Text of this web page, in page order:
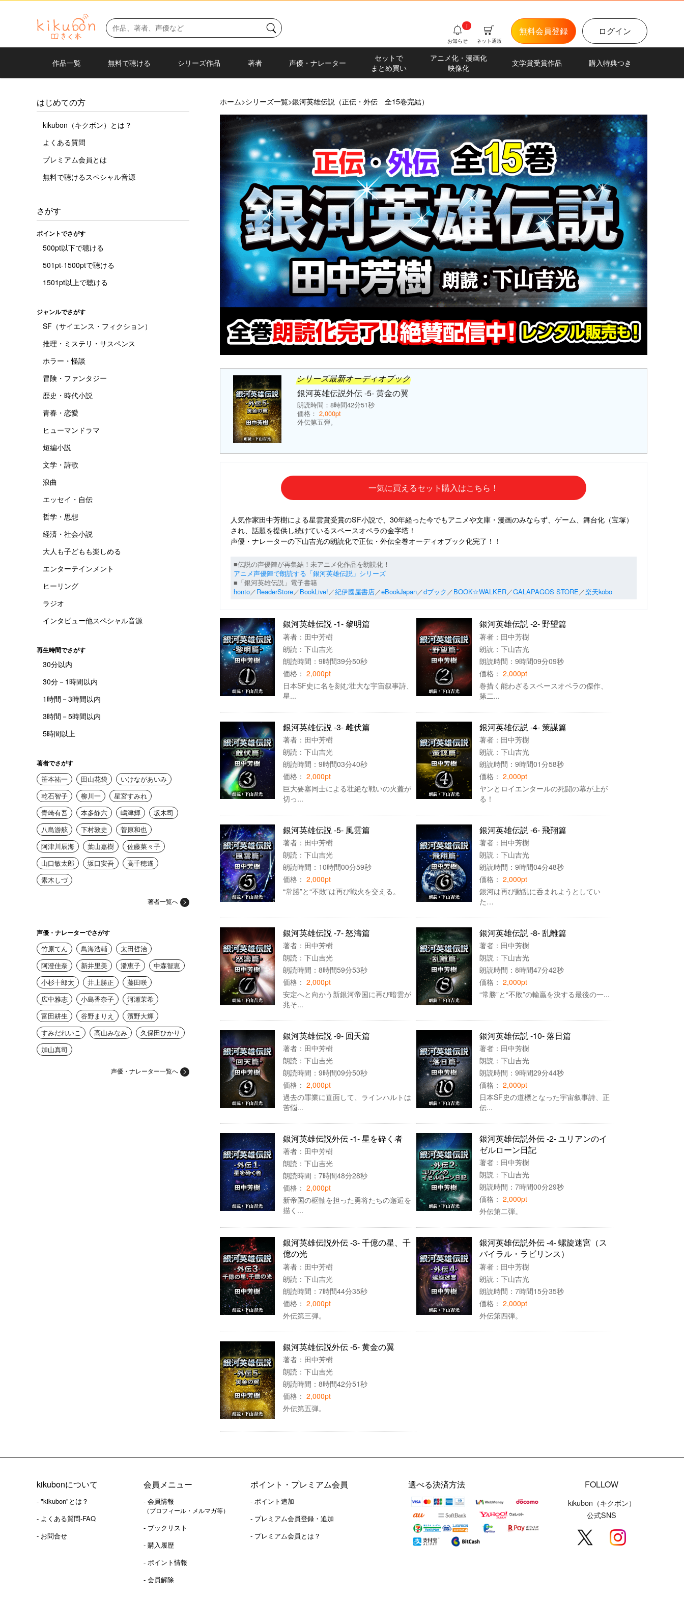
ログイン
無料会員登録
ネット通販
お知らせ
i
作品一覧 無料で聴ける シリーズ作品 著者 声優・ナレーター
セットで
まとめ買い
アニメ化・漫画化
映像化
文学賞受賞作品 購入特典つき
はじめての方
kikubon（キクボン）とは？
よくある質問
プレミアム会員とは
無料で聴けるスペシャル音源
さがす
ポイントでさがす
500pt以下で聴ける
501pt-1500ptで聴ける
1501pt以上で聴ける
ジャンルでさがす
SF（サイエンス・フィクション）
推理・ミステリ・サスペンス
ホラー・怪談
冒険・ファンタジー
歴史・時代小説
青春・恋愛
ヒューマンドラマ
短編小説
文学・詩歌
浪曲
エッセイ・自伝
哲学・思想
経済・社会小説
大人も子どもも楽しめる
エンターテインメント
ヒーリング
ラジオ
インタビュー他スペシャル音源
再生時間でさがす
30分以内
30分－1時間以内
1時間－3時間以内
3時間－5時間以内
5時間以上
著者でさがす
笹本祐一 田山花袋
いけながあいみ
乾石智子
柳川一
星宮すみれ
青崎有吾
本多静六 嶋津輝
坂木司
八島游舷
下村敦史
菅原和也
阿津川辰海
葉山嘉樹
佐藤菜々子
山口敏太郎
坂口安吾
高千穂遙
素木しづ
著者一覧へ
声優・ナレーターでさがす
竹原てん 鳥海浩輔
太田哲治
阿澄佳奈
新井里美 潘恵子
中森智恵
小杉十郎太
井上勝正
藤田咲
広中雅志
小島香奈子
河瀬茉希
富田耕生
谷野まりえ
濱野大輝
すみだれいこ
高山みなみ
久保田ひかり
加山真司
声優・ナレーター一覧へ
ホーム>シリーズ一覧>銀河英雄伝説（正伝・外伝 全15巻完結）
シリーズ最新オーディオブック
銀河英雄伝説外伝 -5- 黄金の翼
朗読時間：8時間42分51秒
価格：2,000pt
外伝第五弾。
一気に買えるセット購入はこちら！
人気作家田中芳樹による星雲賞受賞のSF小説で、30年経った今でもアニメや文庫・漫画のみならず、ゲーム、舞台化（宝塚）
され、話題を提供し続けているスペースオペラの金字塔！
声優・ナレーターの下山吉光の朗読化で正伝・外伝全巻オーディオブック化完了！！
■伝説の声優陣が再集結！未アニメ化作品を朗読化！
アニメ声優陣で朗読する「銀河英雄伝説」シリーズ
■「銀河英雄伝説」電子書籍
honto／ReaderStore／BookLive!／紀伊國屋書店／eBookJapan／dブック ／BOOK☆WALKER／GALAPAGOS STORE／楽天kobo
銀河英雄伝説 -1- 黎明篇
著者： 田中芳樹
朗読： 下山吉光
朗読時間：9時間39分50秒
価格： 2,000pt
日本SF史に名を刻む壮大な宇宙叙事詩、
星...
銀河英雄伝説 -2- 野望篇
著者： 田中芳樹
朗読：下山吉光
朗読時間：9時間09分09秒
価格：2,000pt
巻措く能わざるスペースオペラの傑作、
第二...
銀河英雄伝説 -3- 雌伏篇
著者： 田中芳樹
朗読： 下山吉光
朗読時間：9時間03分40秒
価格： 2,000pt
巨大要塞同士による壮絶な戦いの火蓋が
切っ...
銀河英雄伝説 -4- 策謀篇
著者： 田中芳樹
朗読：下山吉光
朗読時間：9時間01分58秒
価格：2,000pt
ヤンとロイエンタールの死闘の幕が上が
る！
銀河英雄伝説 -5- 風雲篇
著者： 田中芳樹
朗読： 下山吉光
朗読時間：10時間00分59秒
価格： 2,000pt
“常勝”と“不敗”は再び戦火を交える。
銀河英雄伝説 -6- 飛翔篇
著者： 田中芳樹
朗読：下山吉光
朗読時間：9時間04分48秒
価格：2,000pt
銀河は再び動乱に呑まれようとしてい
た…
銀河英雄伝説 -7- 怒濤篇
著者： 田中芳樹
朗読： 下山吉光
朗読時間：8時間59分53秒
価格： 2,000pt
安定へと向かう新銀河帝国に再び暗雲が
兆そ...
銀河英雄伝説 -8- 乱離篇
著者： 田中芳樹
朗読：下山吉光
朗読時間：8時間47分42秒
価格：2,000pt
“常勝”と“不敗”の輸贏を決する最後の一...
銀河英雄伝説 -9- 回天篇
著者： 田中芳樹
朗読： 下山吉光
朗読時間：9時間09分50秒
価格： 2,000pt
過去の罪業に直面して、ラインハルトは
苦悩...
銀河英雄伝説 -10- 落日篇
著者： 田中芳樹
朗読：下山吉光
朗読時間：9時間29分44秒
価格：2,000pt
日本SF史の道標となった宇宙叙事詩、正
伝...
銀河英雄伝説外伝 -1- 星を砕く者
著者： 田中芳樹
朗読： 下山吉光
朗読時間：7時間48分28秒
価格： 2,000pt
新帝国の枢軸を担った勇将たちの邂逅を
描く...
銀河英雄伝説外伝 -2- ユリアンのイ
ゼルローン日記
著者： 田中芳樹
朗読：下山吉光
朗読時間：7時間00分29秒
価格：2,000pt
外伝第二弾。
銀河英雄伝説外伝 -3- 千億の星、千
億の光
著者： 田中芳樹
朗読： 下山吉光
朗読時間：7時間44分35秒
価格： 2,000pt
外伝第三弾。
銀河英雄伝説外伝 -4- 螺旋迷宮（ス
パイラル・ラビリンス）
著者： 田中芳樹
朗読：下山吉光
朗読時間：7時間15分35秒
価格：2,000pt
外伝第四弾。
銀河英雄伝説外伝 -5- 黄金の翼
著者： 田中芳樹
朗読： 下山吉光
朗読時間：8時間42分51秒
価格： 2,000pt
外伝第五弾。
kikubonについて
- "kikubon"とは？
- よくある質問-FAQ
- お問合せ
会員メニュー
- 会員情報
（プロフィール・メルマガ等）
- ブックリスト
- 購入履歴
- ポイント情報
- 会員解除
ポイント・プレミアム会員
- ポイント追加
- プレミアム会員登録・追加
- プレミアム会員とは？
FOLLOW
kikubon（キクボン）
公式SNS
選べる決済方法